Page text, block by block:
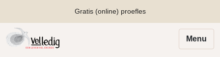
Gratis (online) proefles
Menu